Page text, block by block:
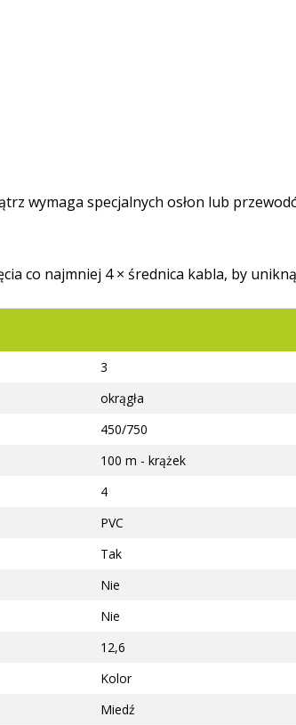
wymaga specjalnych osłon lub
co najmniej 4 × średnica kabla, by
3
okrągła
450/750
100 m - krążek
4
PVC
Tak
Nie
Nie
12,6
Kolor
Miedź